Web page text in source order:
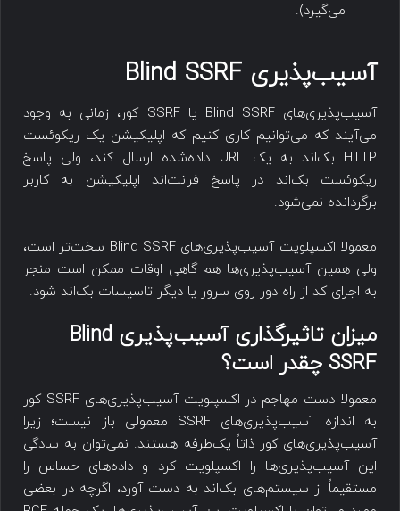
می‌گیرد).
آسیب‌پذیری Blind SSRF
آسیب‌پذیری‌های Blind SSRF یا SSRF کور، زمانی به وجود
می‌آیند که می‌توانیم کاری کنیم که اپلیکیشن یک ریکوئست
HTTP بک‌اند به یک URL داده‌شده ارسال کند، ولی پاسخ
ریکوئست بک‌اند در پاسخ فرانت‌اند اپلیکیشن به کاربر
برگردانده نمی‌شود.
معمولا اکسپلویت آسیب‌پذیری‌های Blind SSRF سخت‌تر است،
ولی همین آسیب‌پذیری‌ها هم گاهی اوقات ممکن است منجر
به اجرای کد از راه دور روی سرور یا دیگر تاسیسات بک‌اند شود.
میزان تاثیرگذاری آسیب‌پذیری Blind
SSRF چقدر است؟
معمولا دست مهاجم در اکسپلویت آسیب‌پذیری‌‎های SSRF کور
به اندازه آسیب‌پذیری‌های SSRF معمولی باز نیست؛ زیرا
آسیب‌پذیری‌های کور ذاتاً یک‌طرفه هستند. نمی‌توان به سادگی
این آسیب‌پذیری‌ها را اکسپلویت کرد و داده‌های حساس را
مستقیماً از سیستم‌های بک‌اند به دست آورد، اگرچه در بعضی